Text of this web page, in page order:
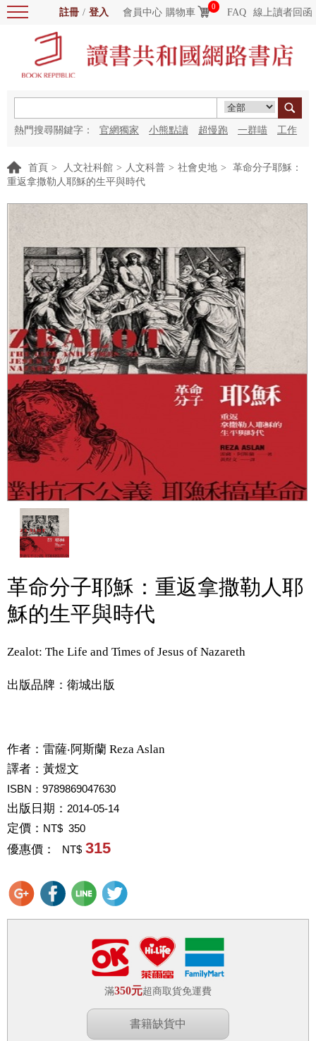
註冊 / 登入 會員中心 購物車
0
FAQ 線上讀者回函
熱門搜尋關鍵字： 官網獨家 小熊點讀 超慢跑 一群喵 工作
首頁 > 人文社科館 > 人文科普 > 社會史地 >
革命分子耶穌：
重返拿撒勒人耶穌的生平與時代
革命分子耶穌：重返拿撒勒人耶
穌的生平與時代
Zealot: The Life and Times of Jesus of Nazareth
出版品牌：衛城出版
作者： 雷薩‧阿斯蘭 Reza Aslan
譯者： 黃煜文
ISBN：9789869047630
出版日期： 2014-05-14
定價： NT$ 350
優惠價： NT$ 315
滿350元超商取貨免運費
書籍缺貨中